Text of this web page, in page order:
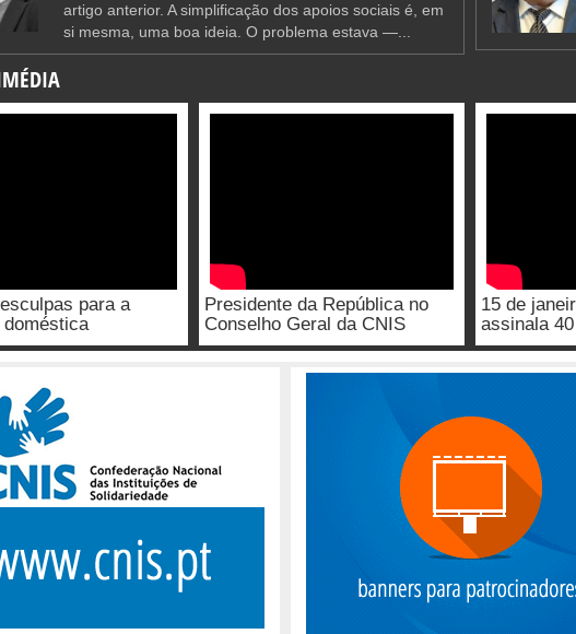
artigo anterior. A simplificação dos apoios sociais é, em
si mesma, uma boa ideia. O problema estava —...
para a
Presidente da República no
Conselho Geral da CNIS
15 de
assinala